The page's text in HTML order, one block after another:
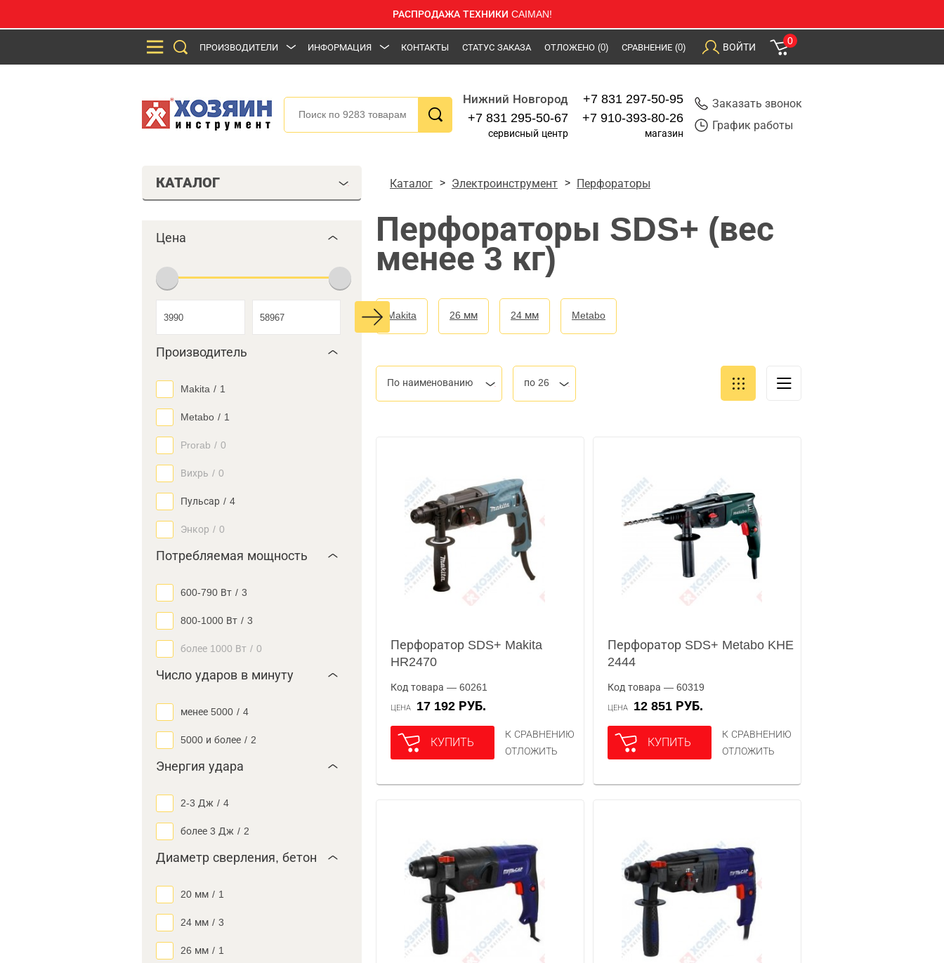
РАСПРОДАЖА ТЕХНИКИ CAIMAN!
ПРОИЗВОДИТЕЛИ ИНФОРМАЦИЯ КОНТАКТЫ СТАТУС ЗАКАЗА ОТЛОЖЕНО (0) СРАВНЕНИЕ (0) ВОЙТИ
0
Нижний Новгород
+7 831 295-50-67
сервисный центр
+7 831 297-50-95
+7 910-393-80-26
магазин
Заказать звонок
График работы
КАТАЛОГ
Цена
Производитель
Makita / 1
Metabo / 1
Prorab / 0
Вихрь / 0
Пульсар / 4
Энкор / 0
Потребляемая мощность
600-790 Вт / 3
800-1000 Вт / 3
более 1000 Вт / 0
Число ударов в минуту
менее 5000 / 4
5000 и более / 2
Энергия удара
2-3 Дж / 4
более 3 Дж / 2
Диаметр сверления, бетон
20 мм / 1
24 мм / 3
26 мм / 1
Каталог Электроинструмент Перфораторы
Перфораторы SDS+ (вес
менее 3 кг)
Makita 26 мм 24 мм Metabo
По наименованию по 26
Перфоратор SDS+ Makita
HR2470
Код товара — 60261
ЦЕНА 17 192 РУБ.
КУПИТЬ
К СРАВНЕНИЮ
ОТЛОЖИТЬ
Перфоратор SDS+ Metabo KHE
2444
Код товара — 60319
ЦЕНА 12 851 РУБ.
КУПИТЬ
К СРАВНЕНИЮ
ОТЛОЖИТЬ